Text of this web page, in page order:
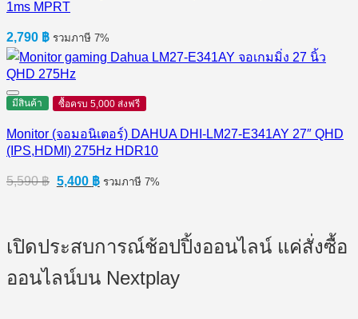
1ms MPRT
2,790 ฿ รวมภาษี 7%
มีสินค้า ซื้อครบ 5,000 ส่งฟรี
Monitor (จอมอนิเตอร์) DAHUA DHI-LM27-E341AY 27″ QHD
(IPS,HDMI) 275Hz HDR10
5,590฿ Original
price
5,400 ฿Current
price
รวมภาษี 7%
เปิดประสบการณ์ช้อปปิ้งออนไลน์ แค่สั่งซื้อ
ออนไลน์บน Nextplay